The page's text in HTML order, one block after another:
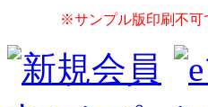
※サンプル版印刷不可